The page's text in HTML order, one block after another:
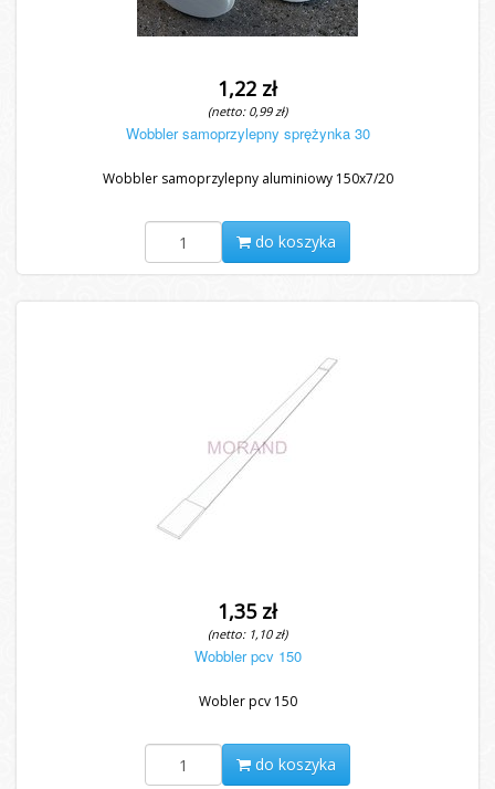
1,22 zł
(netto: 0,99 zł)
Wobbler samoprzylepny sprężynka 30
Wobbler samoprzylepny aluminiowy 150x7/20
do koszyka
1,35 zł
(netto: 1,10 zł)
Wobbler pcv 150
Wobler pcv 150
do koszyka